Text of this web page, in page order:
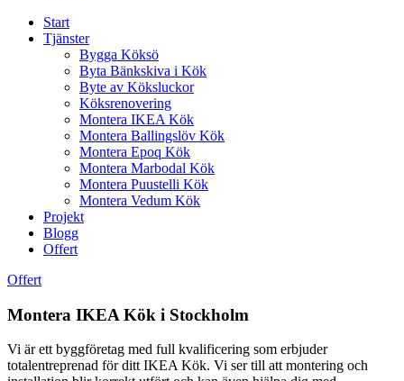
Start
Tjänster
Bygga Köksö
Byta Bänkskiva i Kök
Byte av Köksluckor
Köksrenovering
Montera IKEA Kök
Montera Ballingslöv Kök
Montera Epoq Kök
Montera Marbodal Kök
Montera Puustelli Kök
Montera Vedum Kök
Projekt
Blogg
Offert
Offert
Montera IKEA Kök i Stockholm
Vi är ett byggföretag med full kvalificering som erbjuder
totalentreprenad för ditt IKEA Kök. Vi ser till att montering och